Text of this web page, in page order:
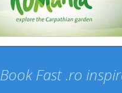
Book Fast .ro